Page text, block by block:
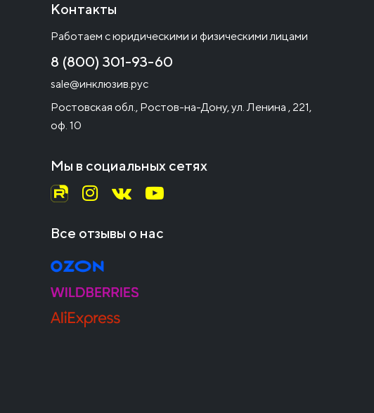
Контакты
Работаем с юридическими и физическими лицами
8 (800) 301-93-60
sale@инклюзив.рус
Ростовская обл., Ростов-на-Дону, ул. Ленина , 221,
оф. 10
Мы в социальных сетях
Все отзывы о нас